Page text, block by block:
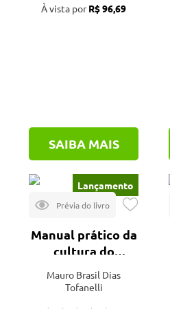
Rima (2)
UFLA (8)
UFV (47)
Unb (1)
Unesp (2)
Unicamp (2)
À vista porR$ 96,69
SAIBA MAIS
Lançamento
Manual prático da
cultura do
abacaxizeiro
Mauro Brasil Dias
Tofanelli